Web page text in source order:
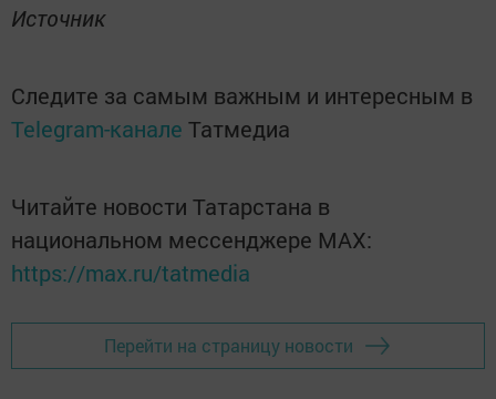
Источник
Следите за самым важным и интересным в
Telegram-канале Татмедиа
Читайте новости Татарстана в
национальном мессенджере MАХ:
https://max.ru/tatmedia
Перейти на страницу новости